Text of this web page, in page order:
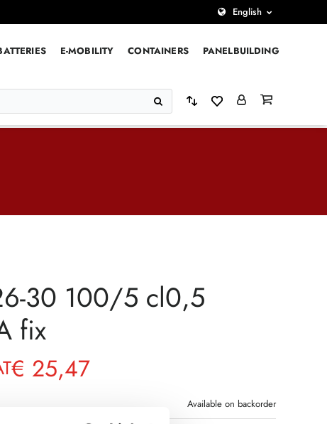
English
E-MOBILITY CONTAINERS PANELBUILDING
30 100/5 cl0,5
fix
€ 25,47
Available on backorder